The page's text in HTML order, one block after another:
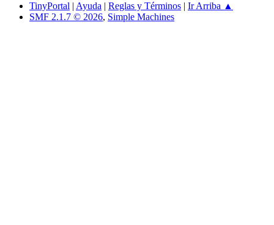
TinyPortal | Ayuda | Reglas y Términos | Ir Arriba ▲
SMF 2.1.7 © 2026, Simple Machines